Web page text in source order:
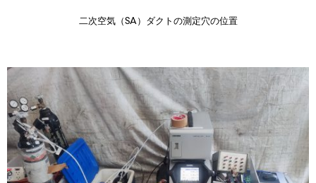
二次空気（SA）ダクトの測定穴の位置